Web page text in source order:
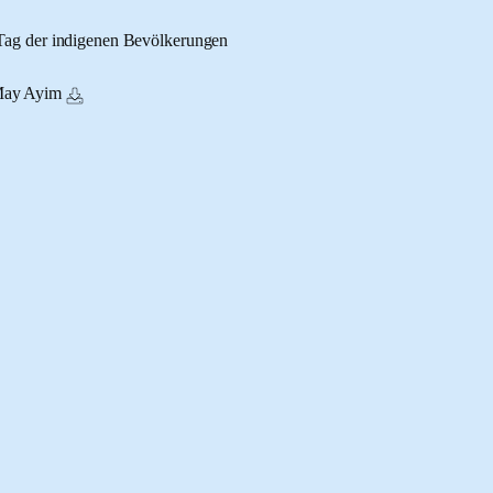
der indigenen Bevölkerungen
Ayim